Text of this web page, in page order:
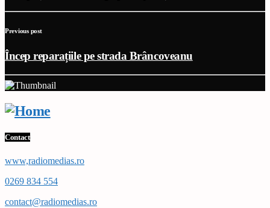
Previous post
Încep reparațiile pe strada Brâncoveanu
Contact
www,radiomedias.ro
0269 834 554
contact@radiomedias.ro